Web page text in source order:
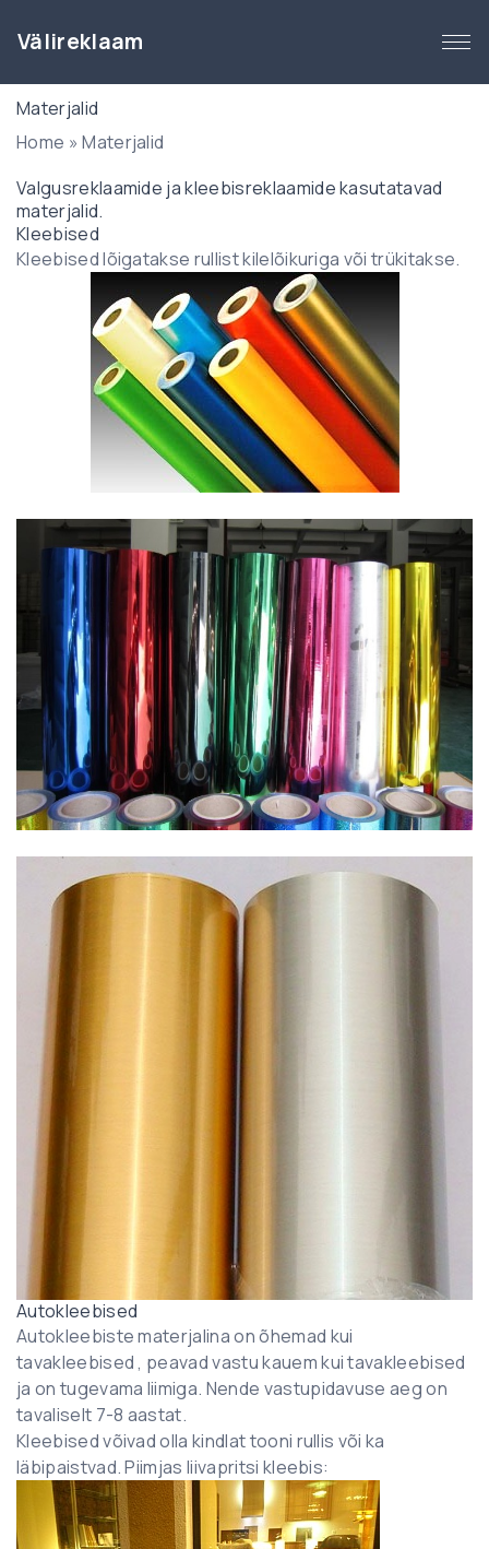
p
Välireklaam
Materjalid
Home »Materjalid
Valgusreklaamide ja kleebisreklaamide kasutatavad
materjalid.
Kleebised
Kleebised lõigatakse rullist kilelõikuriga või trükitakse.
Autokleebised
Autokleebiste materjalina on õhemad kui
tavakleebised , peavad vastu kauem kui tavakleebised
ja on tugevama liimiga. Nende vastupidavuse aeg on
tavaliselt 7-8 aastat.
Kleebised võivad olla kindlat tooni rullis või ka
läbipaistvad. Piimjas liivapritsi kleebis: